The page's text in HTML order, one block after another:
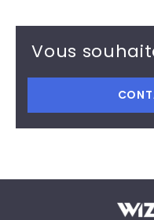
Vous